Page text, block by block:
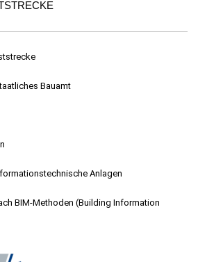
Bauamt
Anlagen
BIM-Methoden (Building Information